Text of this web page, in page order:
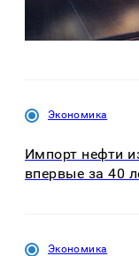
Экономика
Импорт нефти
впервые за 40
Экономика